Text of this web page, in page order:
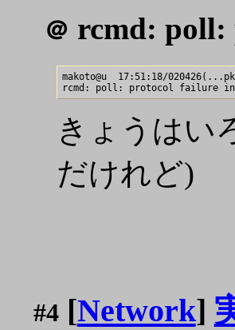
＠ rcmd: poll:
makoto@u  17:51:18/
きょうはい
だけれど)
#4[Network]